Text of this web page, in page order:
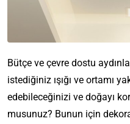
Bütçe ve çevre dostu
istediğiniz ışığı ve ortamı
edebileceğinizi ve doğayı
musunuz? Bunun için